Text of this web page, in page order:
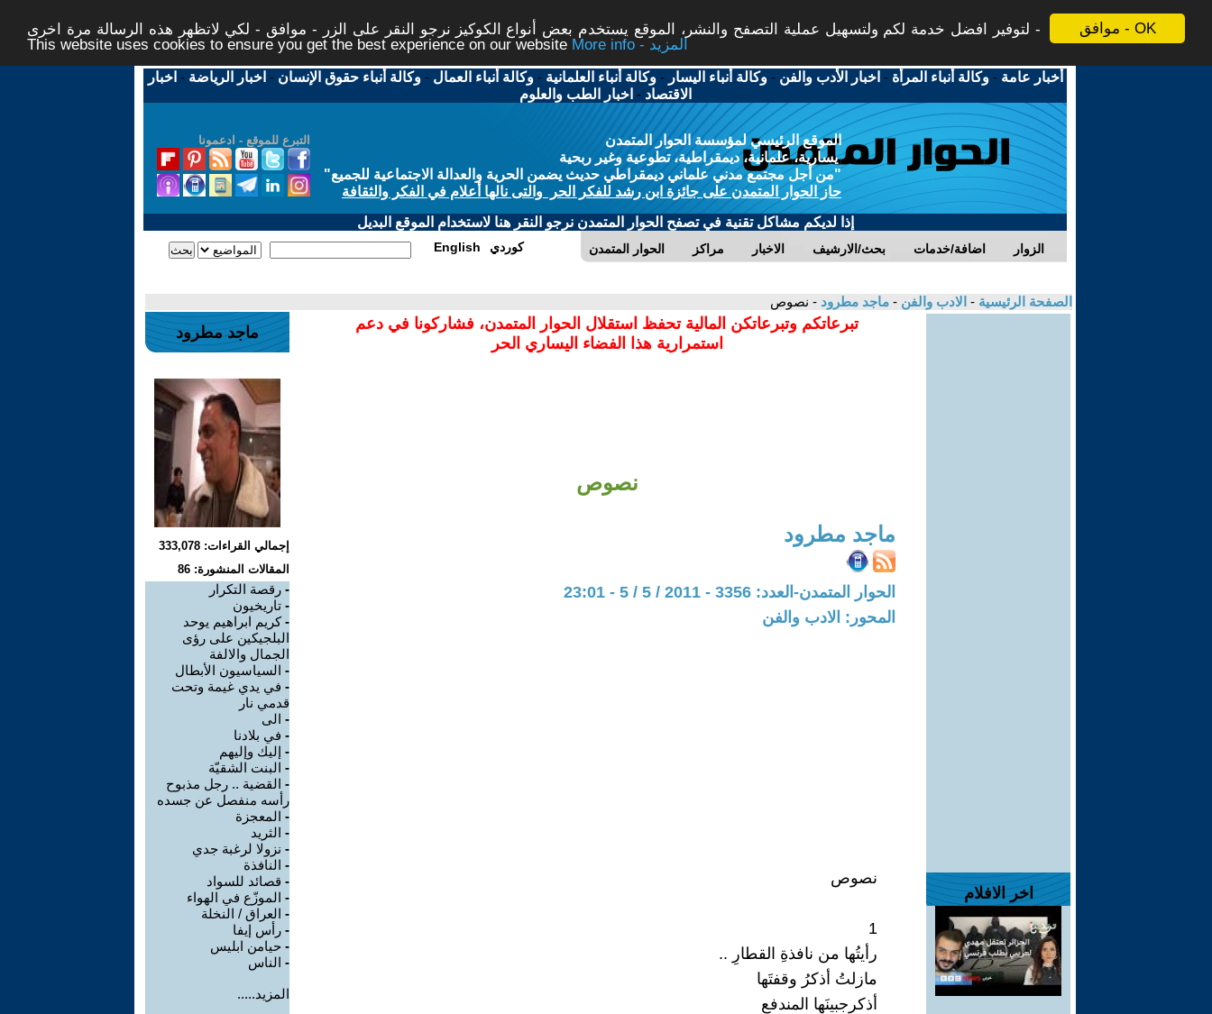
موافق - OK
لتوفير افضل خدمة لكم ولتسهيل عملية التصفح والنشر، الموقع يستخدم بعض أنواع الكوكيز نرجو النقر على الزر - موافق - لكي لاتظهر هذه الرسالة مرة اخرى -
This website uses cookies to ensure you get the best experience on our website
More info - المزيد
أخبار عامة -وكالة أنباء المرأة - اخبار الأدب والفن -وكالة أنباء اليسار -وكالة أنباء العلمانية -وكالة أنباء العمال -وكالة أنباء حقوق الإنسان - اخبار الرياضة - اخبار
الاقتصاد - اخبار الطب والعلوم
التبرع للموقع - ادعمونا
الموقع الرئيسي لمؤسسة الحوار المتمدن
يسارية، علمانية، ديمقراطية، تطوعية وغير ربحية
"من أجل مجتمع مدني علماني ديمقراطي حديث يضمن الحرية والعدالة الاجتماعية للجميع"
حاز الحوار المتمدن على جائزة ابن رشد للفكر الحر والتى نالها أعلام في الفكر والثقافة
إذا لديكم مشاكل تقنية في تصفح الحوار المتمدن نرجو النقر هنا لاستخدام الموقع البديل
الحوار المتمدن مراكز الاخبار بحث/الارشيف اضافة/خدمات الزوار English كوردي
الصفحة الرئيسية - الادب والفن - ماجد مطرود - نصوص
اخر الافلام
تبرعاتكم وتبرعاتكن المالية تحفظ استقلال الحوار المتمدن، فشاركونا في دعم
استمرارية هذا الفضاء اليساري الحر
نصوص
ماجد مطرود
الحوار المتمدن-العدد: 3356 - 2011 / 5 / 5 - 23:01
المحور: الادب والفن
نصوص
1
رأيتُها من نافذةِ القطارِ ..
مازلتُ أذكرُ وقفتَها
أذكرجبينَها المندفع
ماجد مطرود
إجمالي القراءات: 333,078
المقالات المنشورة: 86
- رقصة التكرار
- تاريخيون
-كريم ابراهيم يوحد
البلجيكين على رؤى
الجمال والالفة
- السياسيون الأبطال
- في يدي غيمة وتحت
قدمي نار
- الى
- في بلادنا
- إليك وإليهم
- البنت الشقيّة
- القضية .. رجل مذبوح
رأسه منفصل عن جسده
- المعجزة
- الثريد
- نزولا لرغبة جدي
- النافذة
- قصائد للسواد
- الموزّع في الهواء
- العراق / النخلة
- رأس إيفا
- حيامن ابليس
- الناس
المزيد.....